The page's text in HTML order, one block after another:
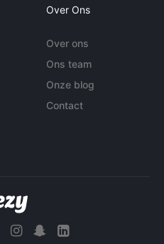
Over Ons
Over ons
Ons team
Onze blog
Contact